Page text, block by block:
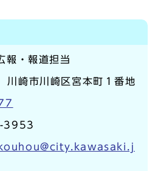
報・報道担当
崎市川崎区宮本町１番地
3953